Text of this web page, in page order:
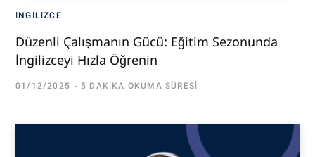
İNGILIZCE
Düzenli Çalışmanın Gücü: Eğitim Sezonunda
İngilizceyi Hızla Öğrenin
01/12/2025 5 DAKIKA OKUMA SÜRESI